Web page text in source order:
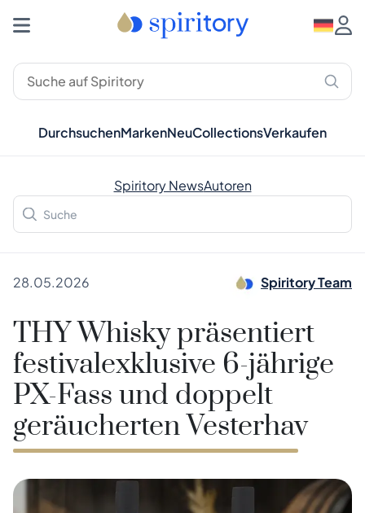
DurchsuchenMarkenNeuCollectionsVerkaufen
Spiritory NewsAutoren
28.05.2026 Spiritory Team
THY Whisky präsentiert
festivalexklusive 6-jährige
PX-Fass und doppelt
geräucherten Vesterhav